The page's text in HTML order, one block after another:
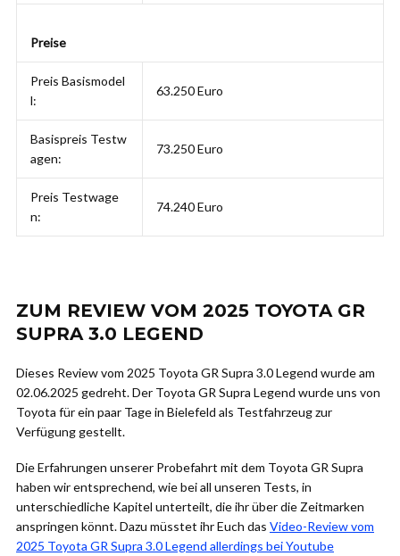
Preise
Preis Basismodel
l:
63.250 Euro
Basispreis Testw
agen:
73.250 Euro
Preis Testwage
n:
74.240 Euro
ZUM REVIEW VOM 2025 TOYOTA GR
SUPRA 3.0 LEGEND
Dieses Review vom 2025 Toyota GR Supra 3.0 Legend wurde am
02.06.2025 gedreht. Der Toyota GR Supra Legend wurde uns von
Toyota für ein paar Tage in Bielefeld als Testfahrzeug zur
Verfügung gestellt.
Die Erfahrungen unserer Probefahrt mit dem Toyota GR Supra
haben wir entsprechend, wie bei all unseren Tests, in
unterschiedliche Kapitel unterteilt, die ihr über die Zeitmarken
anspringen könnt. Dazu müsstet ihr Euch das Video-Review vom
2025 Toyota GR Supra 3.0 Legend allerdings bei Youtube